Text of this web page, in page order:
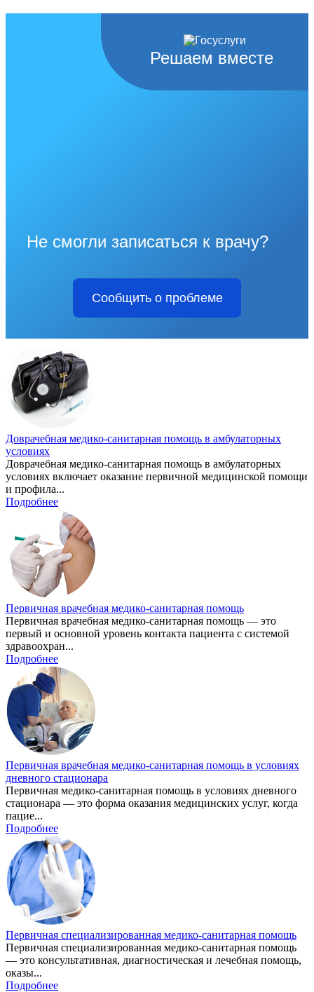
Решаем вместе
Не смогли записаться к врачу?
Сообщить о проблеме
Доврачебная медико-санитарная помощь в амбулаторных
условиях
Доврачебная медико-санитарная помощь в амбулаторных
условиях включает оказание первичной медицинской помощи
и профила...
Подробнее
Первичная врачебная медико-санитарная помощь
Первичная врачебная медико-санитарная помощь — это
первый и основной уровень контакта пациента с системой
здравоохран...
Подробнее
Первичная врачебная медико-санитарная помощь в условиях
дневного стационара
Первичная медико-санитарная помощь в условиях дневного
стационара — это форма оказания медицинских услуг, когда
пацие...
Подробнее
Первичная специализированная медико-санитарная помощь
Первичная специализированная медико-санитарная помощь
— это консультативная, диагностическая и лечебная помощь,
оказы...
Подробнее